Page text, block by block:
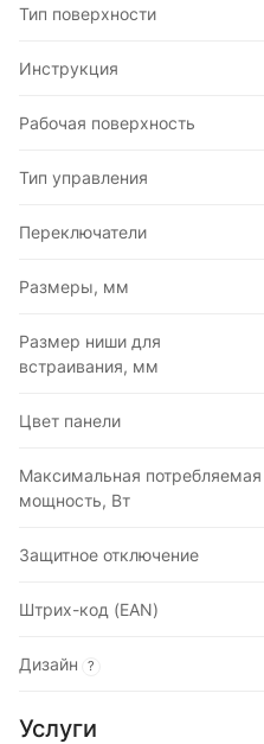
Тип поверхности
Инструкция
Рабочая поверхность
Тип управления
Переключатели
Размеры, мм
Размер ниши для
встраивания, мм
Цвет панели
Максимальная потребляемая
мощность, Вт
Защитное отключение
Штрих-код (EAN)
Дизайн ?
Услуги